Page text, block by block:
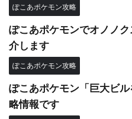
ぽこあポケモン攻略
ぽこあポケモンでオノノ
介します
ぽこあポケモン攻略
ぽこあポケモン「巨大ビ
略情報です